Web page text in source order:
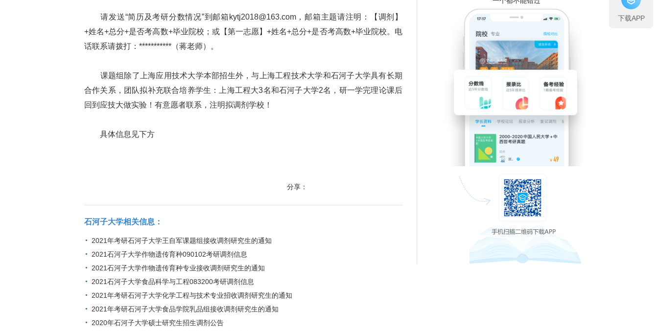
请发送“简历及考研分数情况”到邮箱kytj2018@163.com，邮箱主题请注明：【调剂】
+姓名+总分+是否考高数+毕业院校；或【第一志愿】+姓名+总分+是否考高数+毕业院校。电
话联系请拨打：***********（蒋老师）。
课题组除了上海应用技术大学本部招生外，与上海工程技术大学和石河子大学具有长期
合作关系，团队拟补充联合培养学生：上海工程大3名和石河子大学2名，研一学完理论课后
回到应技大做实验！有意愿者联系，注明拟调剂学校！
具体信息见下方
分享：
石河子大学相关信息：
2021年考研石河子大学王自军课题组接收调剂研究生的通知
2021石河子大学作物遗传育种090102考研调剂信息
2021石河子大学作物遗传育种专业接收调剂研究生的通知
2021石河子大学食品科学与工程083200考研调剂信息
2021年考研石河子大学化学工程与技术专业招收调剂研究生的通知
2021年考研石河子大学食品学院乳品组接收调剂研究生的通知
2020年石河子大学硕士研究生招生调剂公告
下载APP